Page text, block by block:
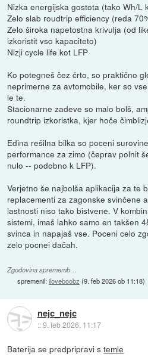
Nizka energijska gostota (tako Wh/L
Zelo slab roudtrip efficiency (reda
Zelo široka napetostna krivulja (od
izkoristit vso kapaciteto)
Nizji cycle life kot LFP
Ko potegneš čez črto, so praktično
neprimerne za avtomobile, ker so
le te.
Stacionarne zadeve so malo bolš,
roundtrip izkoristka, kjer hoče
Edina rešilna bilka so poceni
performance za zimo (čeprav polnit
nulo -- podobno k LFP).
Verjetno še najbolša aplikacija za te
replacementi za zagonske svinčene
lastnosti niso tako bistvene. V
sistemi, imaš lahko samo en takšen
svinca in napajaš vse. Poceni celo
zelo pocnei dačah.
Zgodovina sprememb…
spremenil:iloveboobz (9. feb 2026 ob 11:18)
nejc_nejc
::9. feb 2026, 11:17
Baterija se predpripravi stemle